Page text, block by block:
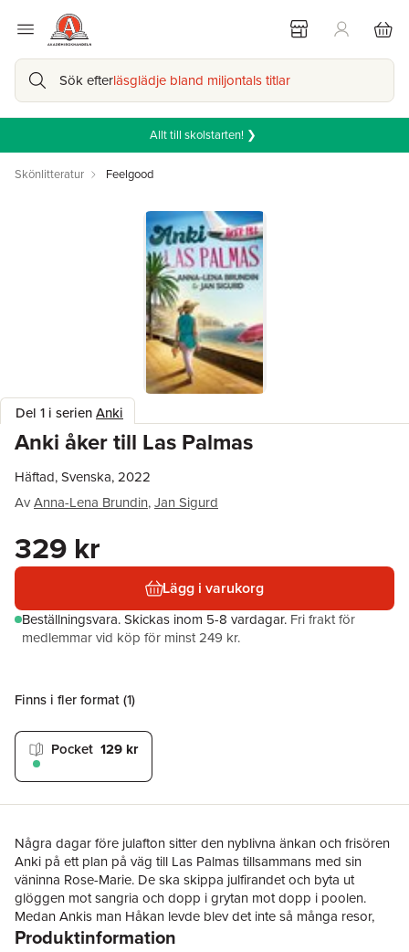
Sök efterläsglädje bland miljontals titlar
Allt till skolstarten! ❯
Skönlitteratur Feelgood
Del 1 i serienAnki
Anki åker till Las Palmas
Häftad, Svenska, 2022
AvAnna-Lena Brundin,Jan Sigurd
329 kr
Lägg i varukorg
Beställningsvara.Skickas inom 5-8 vardagar. Fri frakt för
medlemmar vid köp för minst 249 kr.
Finns i fler format (1)
Pocket 129 kr
Några dagar före julafton sitter den nyblivna änkan och frisören
Anki på ett plan på väg till Las Palmas tillsammans med sin
väninna Rose-Marie. De ska skippa julfirandet och byta ut
glöggen mot sangria och dopp i grytan mot dopp i poolen.
Medan Ankis man Håkan levde blev det inte så många resor,
det blev inte så mycket av någonting med honom faktiskt. Livet
Produktinformation